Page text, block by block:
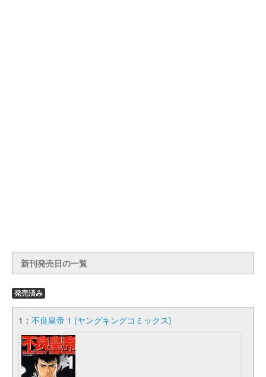
新刊発売日の一覧
発売済み
1： 不良皇帝 1 (ヤングキングコミックス)